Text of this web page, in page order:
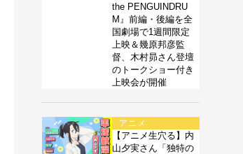
the PENGUINDRU
M』前編・後編を全
国劇場で1週間限定
上映＆幾原邦彦監
督、木村昴さん登壇
のトークショー付き
上映会が開催
アニメ
【アニメ生穴る】内
山夕実さん「独特の